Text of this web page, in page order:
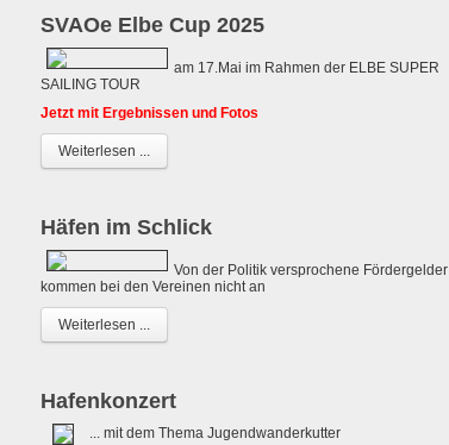
SVAOe Elbe Cup 2025
am 17.Mai im Rahmen der ELBE SUPER
SAILING TOUR
Jetzt mit Ergebnissen und Fotos
Weiterlesen ...
Häfen im Schlick
Von der Politik versprochene Fördergelder
kommen bei den Vereinen nicht an
Weiterlesen ...
Hafenkonzert
... mit dem Thema Jugendwanderkutter